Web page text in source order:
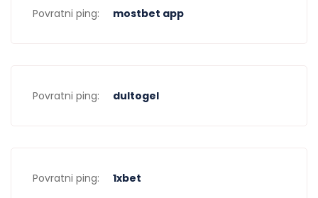
Povratni ping: mostbet app
Povratni ping: dultogel
Povratni ping: 1xbet